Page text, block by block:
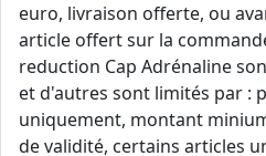
euro, livraison offerte, ou
article offert sur la
reduction Cap Adrénaline
et d'autres sont limités par :
uniquement, montant
de validité, certains articles